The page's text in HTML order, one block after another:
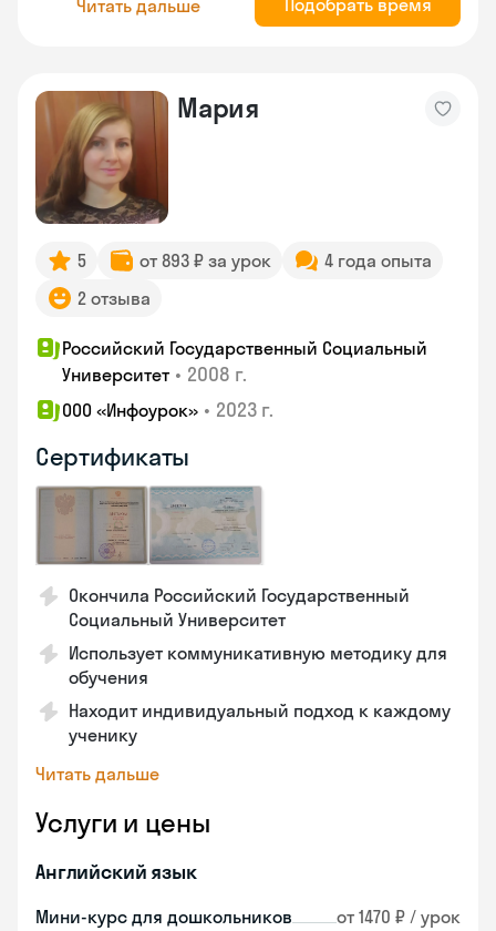
Читать дальше Подобрать время
Мария
5 от 893 ₽ за урок
4 года опыта
2 отзыва
Российский Государственный Социальный
Университет • 2008 г.
ООО «Инфоурок» • 2023 г.
Сертификаты
Окончила Российский Государственный
Социальный Университет
Использует коммуникативную методику для
обучения
Находит индивидуальный подход к каждому
ученику
Читать дальше
Услуги и цены
Английский язык
Мини-курс для дошкольников от 1470 ₽ / урок